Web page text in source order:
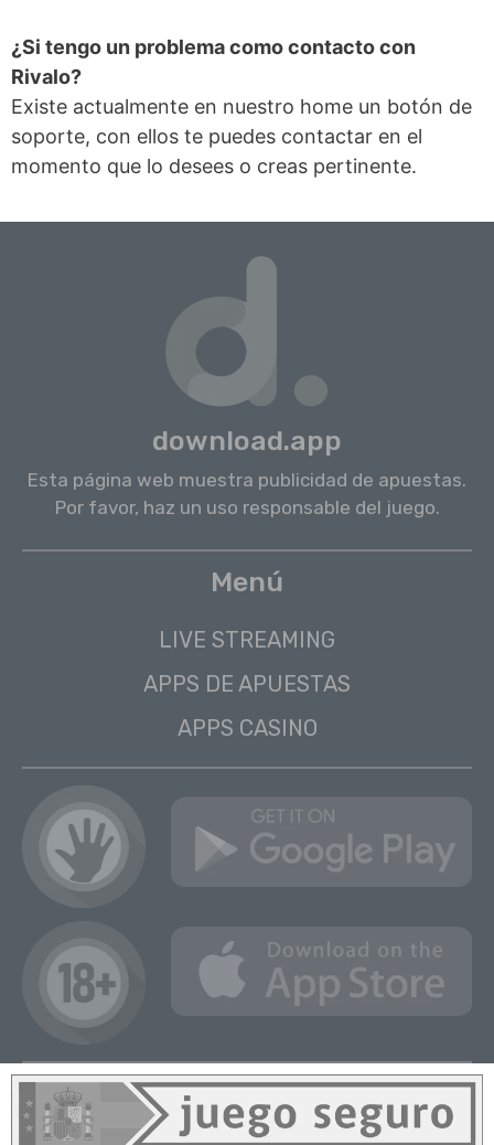
¿Si tengo un problema como contacto con
Rivalo?
Existe actualmente en nuestro home un botón de
soporte, con ellos te puedes contactar en el
momento que lo desees o creas pertinente.
download.app
Esta página web muestra publicidad de apuestas.
Por favor, haz un uso responsable del juego.
Menú
LIVE STREAMING
APPS DE APUESTAS
APPS CASINO